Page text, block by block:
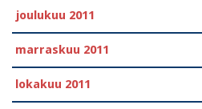
joulukuu 2011
marraskuu 2011
lokakuu 2011